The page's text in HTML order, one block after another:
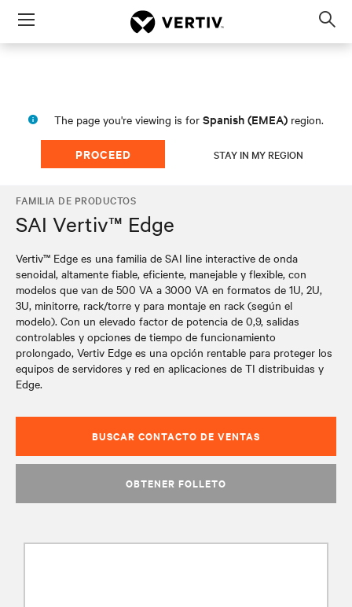
Menu
The page you're viewing is for Spanish (EMEA) region.
PROCEED STAY IN MY REGION
FAMILIA DE PRODUCTOS
SAI Vertiv™ Edge
Vertiv™ Edge es una familia de SAI line interactive de onda
senoidal, altamente fiable, eficiente, manejable y flexible, con
modelos que van de 500 VA a 3000 VA en formatos de 1U, 2U,
3U, minitorre, rack/torre y para montaje en rack (según el
modelo). Con un elevado factor de potencia de 0,9, salidas
controlables y opciones de tiempo de funcionamiento
prolongado, Vertiv Edge es una opción rentable para proteger los
equipos de servidores y red en aplicaciones de TI distribuidas y
Edge.
BUSCAR CONTACTO DE VENTAS
OBTENER FOLLETO